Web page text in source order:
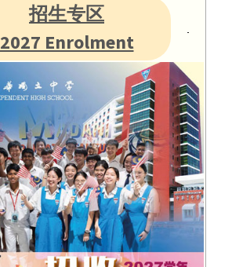
招生专区
2027 Enrolment